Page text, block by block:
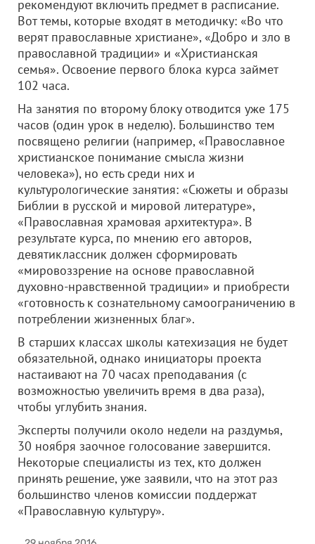
рекомендуют включить предмет в расписание.
Вот темы, которые входят в методичку: «Во что
верят православные христиане», «Добро и зло в
православной традиции» и «Христианская
семья». Освоение первого блока курса займет
102 часа.
На занятия по второму блоку отводится уже 175
часов (один урок в неделю). Большинство тем
посвящено религии (например, «Православное
христианское понимание смысла жизни
человека»), но есть среди них и
культурологические занятия: «Сюжеты и образы
Библии в русской и мировой литературе»,
«Православная храмовая архитектура». В
результате курса, по мнению его авторов,
девятиклассник должен сформировать
«мировоззрение на основе православной
духовно-нравственной традиции» и приобрести
«готовность к сознательному самоограничению в
потреблении жизненных благ».
В старших классах школы катехизация не будет
обязательной, однако инициаторы проекта
настаивают на 70 часах преподавания (с
возможностью увеличить время в два раза),
чтобы углубить знания.
Эксперты получили около недели на раздумья,
30 ноября заочное голосование завершится.
Некоторые специалисты из тех, кто должен
принять решение, уже заявили, что на этот раз
большинство членов комиссии поддержат
«Православную культуру».